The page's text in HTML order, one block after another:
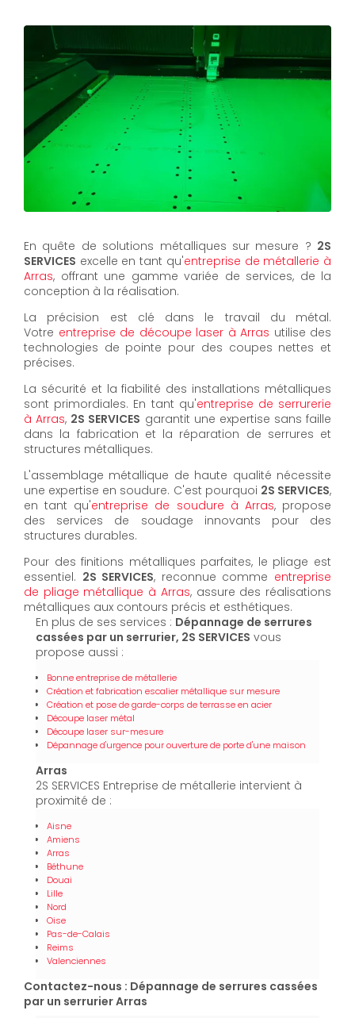
En quête de solutions métalliques sur mesure ? 2S
SERVICES excelle en tant qu'entreprise de métallerie à
Arras, offrant une gamme variée de services, de la
conception à la réalisation.
La précision est clé dans le travail du métal.
Votre entreprise de découpe laser à Arras utilise des
technologies de pointe pour des coupes nettes et
précises.
La sécurité et la fiabilité des installations métalliques
sont primordiales. En tant qu'entreprise de serrurerie
à Arras, 2S SERVICES garantit une expertise sans faille
dans la fabrication et la réparation de serrures et
structures métalliques.
L'assemblage métallique de haute qualité nécessite
une expertise en soudure. C'est pourquoi 2S SERVICES,
en tant qu'entreprise de soudure à Arras, propose
des services de soudage innovants pour des
structures durables.
Pour des finitions métalliques parfaites, le pliage est
essentiel. 2S SERVICES, reconnue comme entreprise
de pliage métallique à Arras, assure des réalisations
métalliques aux contours précis et esthétiques.
En plus de ses services : Dépannage de serrures
cassées par un serrurier, 2S SERVICES vous
propose aussi :
Bonne entreprise de métallerie
Création et fabrication escalier métallique sur mesure
Création et pose de garde-corps de terrasse en acier
Découpe laser métal
Découpe laser sur-mesure
Dépannage d'urgence pour ouverture de porte d'une maison
Arras
2S SERVICES Entreprise de métallerie intervient à
proximité de :
Aisne
Amiens
Arras
Béthune
Douai
Lille
Nord
Oise
Pas-de-Calais
Reims
Valenciennes
Contactez-nous : Dépannage de serrures cassées
par un serrurier Arras